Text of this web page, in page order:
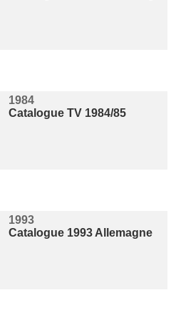
1984
Catalogue TV 1984/85
1993
Catalogue 1993 Allemagne